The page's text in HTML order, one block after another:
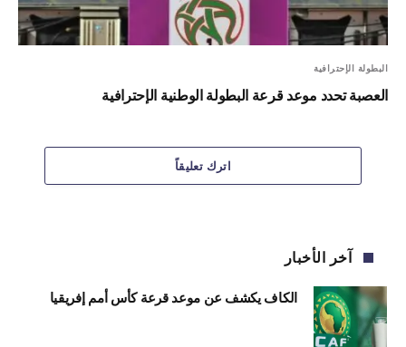
البطولة الإحترافية
العصبة تحدد موعد قرعة البطولة الوطنية الإحترافية
اترك تعليقاً
آخر الأخبار
الكاف يكشف عن موعد قرعة كأس أمم إفريقيا